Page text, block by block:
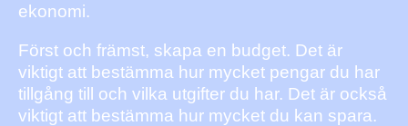
ekonomi.
Först och främst, skapa en budget. Det är
viktigt att bestämma hur mycket pengar du har
tillgång till och vilka utgifter du har. Det är också
viktigt att bestämma hur mycket du kan spara.